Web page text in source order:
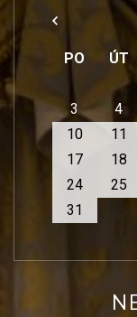
PO ÚT
3
4
10
11
17
18
24
25
31